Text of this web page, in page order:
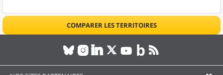
COMPARER LES TERRITOIRES